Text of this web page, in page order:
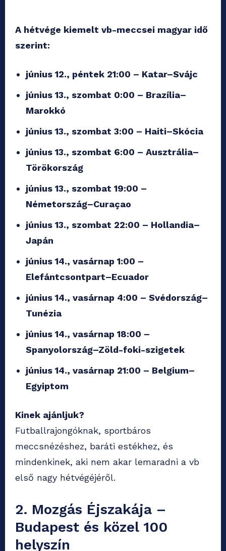
A hétvége kiemelt vb-meccsei magyar idő
szerint:
június 12., péntek 21:00 – Katar–Svájc
június 13., szombat 0:00 – Brazília–
Marokkó
június 13., szombat 3:00 – Haiti–Skócia
június 13., szombat 6:00 – Ausztrália–
Törökország
június 13., szombat 19:00 –
Németország–Curaçao
június 13., szombat 22:00 – Hollandia–
Japán
június 14., vasárnap 1:00 –
Elefántcsontpart–Ecuador
június 14., vasárnap 4:00 – Svédország–
Tunézia
június 14., vasárnap 18:00 –
Spanyolország–Zöld-foki-szigetek
június 14., vasárnap 21:00 – Belgium–
Egyiptom
Kinek ajánljuk?
Futballrajongóknak, sportbáros
meccsnézéshez, baráti estékhez, és
mindenkinek, aki nem akar lemaradni a vb
első nagy hétvégéjéről.
2. Mozgás Éjszakája –
Budapest és közel 100
helyszín